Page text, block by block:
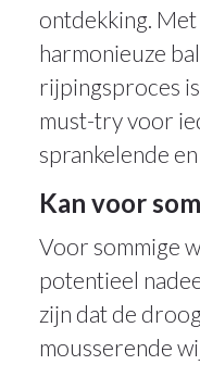
ontdekking. Met
harmonieuze
rijpingsproces
must-try voor
sprankelende
Kan voor
Voor sommige
potentieel
zijn dat de
mousserende